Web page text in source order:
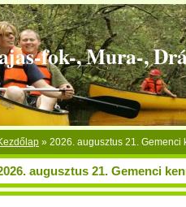
fok-, Mura-,
» 2026. augusztus 21. Gemenci
augusztus 21. Gemenci